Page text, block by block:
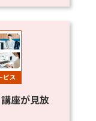
講座が見放